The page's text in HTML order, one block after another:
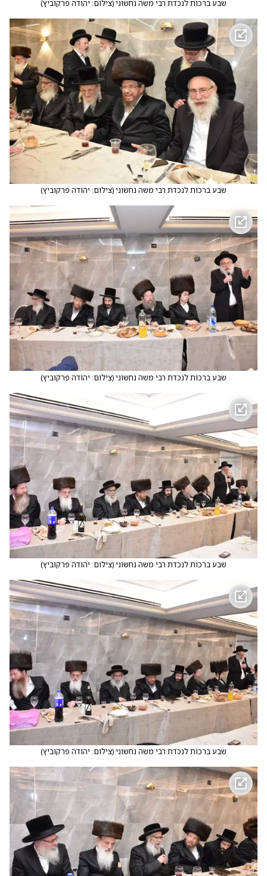
שבע ברכות לנכדת רבי משה נחשוני(צילום: יהודה פרקוביץ)
שבע ברכות לנכדת רבי משה נחשוני(צילום: יהודה פרקוביץ)
שבע ברכות לנכדת רבי משה נחשוני(צילום: יהודה פרקוביץ)
שבע ברכות לנכדת רבי משה נחשוני(צילום: יהודה פרקוביץ)
שבע ברכות לנכדת רבי משה נחשוני(צילום: יהודה פרקוביץ)